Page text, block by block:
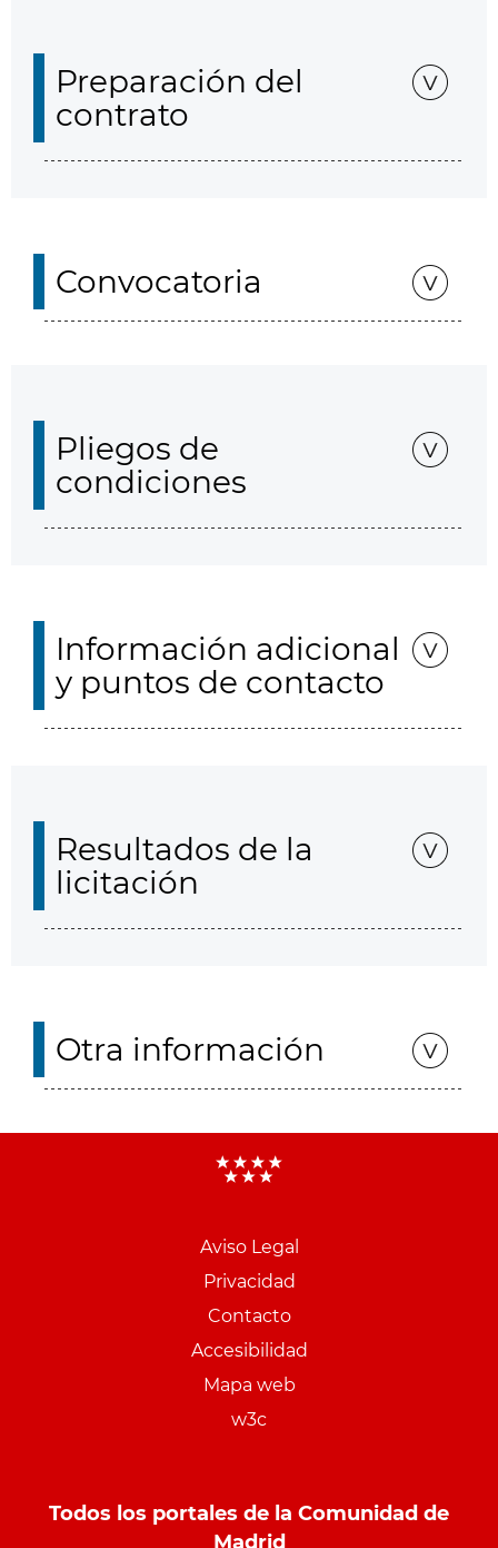
Preparación del
contrato
Convocatoria
Pliegos de
condiciones
Información adicional
y puntos de contacto
Resultados de la
licitación
Otra información
Aviso Legal
Privacidad
Contacto
Accesibilidad
Mapa web
w3c
Todos los portales de la Comunidad de
Madrid